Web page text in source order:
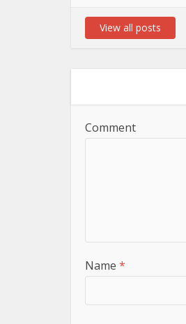
View all posts
Comment
Name *